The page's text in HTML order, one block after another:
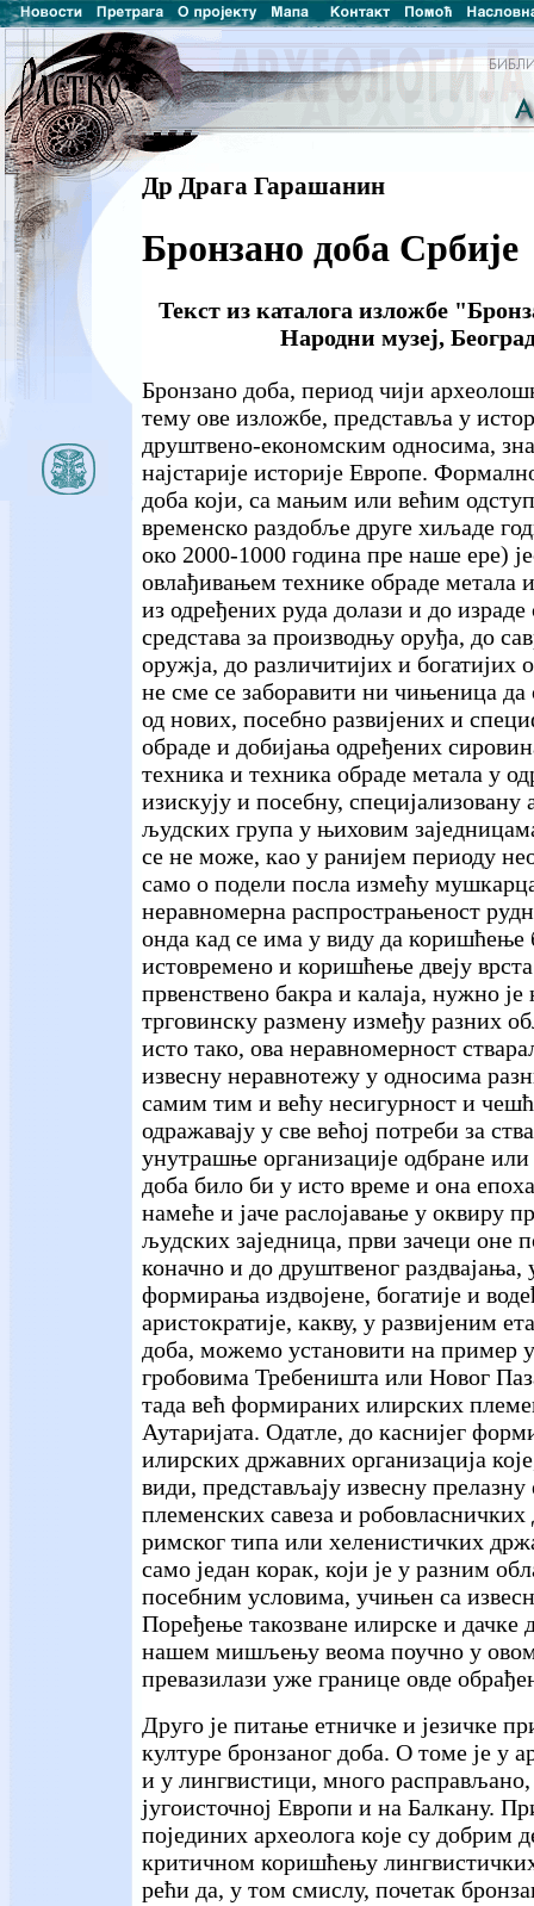
Др Драга Гарашанин
Бронзано доба Србије
Текст из каталога изложбе
Народни музеј,
Бронзано доба, период чији
тему ове изложбе, представља у
друштвено-економским односима,
најстарије историје Европе.
доба који, са мањим или већим
временско раздобље друге хиљаде
око 2000-1000 година пре наше ере)
овлађивањем технике обраде метала
из одређених руда долази и до
средстава за производњу оруђа, до
оружја, до различитијих и богатијих
не сме се заборавити ни чињеница да
од нових, посебно развијених и
обраде и добијања одређених
техника и техника обраде метала у
изискују и посебну, специјализовану
људских група у њиховим
се не може, као у ранијем периоду
само о подели посла измећу
неравномерна распрострањеност
онда кад се има у виду да коришћење
истовремено и коришћење двеју
првенствено бакра и калаја, нужно
трговинску размену између разних
исто тако, ова неравномерност
извесну неравнотежу у односима
самим тим и већу несигурност и
одражавају у све већој потреби за
унутрашње организације одбране
доба било би у исто време и она
намеће и јаче раслојавање у оквиру
људских заједница, први зачеци оне
коначно и до друштвеног раздвајања,
формирања издвојене, богатије и
аристократије, какву, у развијеним
доба, можемо установити на пример
гробовима Требеништа или Новог
тада већ формираних илирских
Аутаријата. Одатле, до каснијег
илирских државних организација
види, представљају извесну
племенских савеза и
римског типа или хеленистичких
само један корак, који је у разним
посебним условима, учињен са
Поређење такозване илирске и дачке
нашем мишљењу веома поучно у
превазилази уже границе овде
Друго је питање етничке и језичке
културе бронзаног доба. О томе је у
и у лингвистици, много расправљано,
југоисточној Европи и на Балкану.
појединих археолога које су добрим
критичном коришћењу
рећи да, у том смислу, почетак